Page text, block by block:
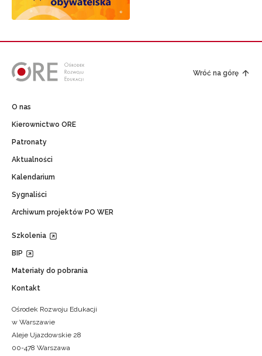
Wróć na górę
O nas
Kierownictwo ORE
Patronaty
Aktualności
Kalendarium
Sygnaliści
Archiwum projektów PO WER
Szkolenia
BIP
Materiały do pobrania
Kontakt
Ośrodek Rozwoju Edukacji
w Warszawie
Aleje Ujazdowskie 28
00-478 Warszawa